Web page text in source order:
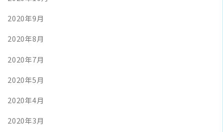
2020年9月
2020年8月
2020年7月
2020年5月
2020年4月
2020年3月